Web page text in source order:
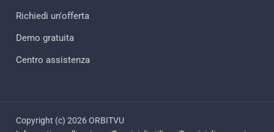
Richiedi un'offerta
Demo gratuita
Centro assistenza
Copyright (c) 2026 ORBITVU